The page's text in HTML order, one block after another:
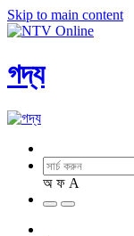
Skip to main content
গদ্য
অ ফ A